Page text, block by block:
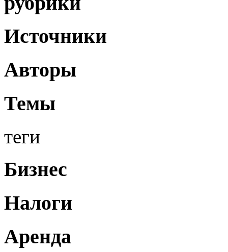
Источники
Авторы
Темы
теги
Бизнес
Налоги
Аренда